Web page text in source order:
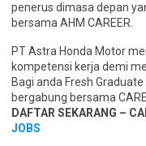
penerus dimasa depan
bersama AHM CAREER.
PT Astra Honda Motor
kompetensi kerja demi
Bagi anda Fresh
bergabung bersama
DAFTAR SEKARANG –
JOBS